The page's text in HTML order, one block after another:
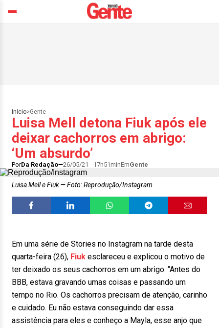
Início>Gente
Luisa Mell detona Fiuk após ele
deixar cachorros em abrigo:
‘Um absurdo’
PorDa Redação 26/05/21 - 17h51minEmGente
Luisa Mell e Fiuk Foto: Reprodução/Instagram
Em uma série de Stories no Instagram na tarde desta
quarta-feira (26), Fiuk esclareceu e explicou o motivo de
ter deixado os seus cachorros em um abrigo. “Antes do
BBB, estava gravando umas coisas e passando um
tempo no Rio. Os cachorros precisam de atenção, carinho
e cuidado. Eu não estava conseguindo dar essa
assistência para eles e conheço a Mayla, esse anjo que